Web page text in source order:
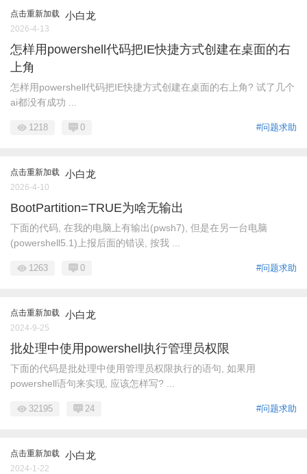
点击重新加载 小白龙
2026-4-13
怎样用powershell代码把IE快捷方式创建在桌面的右
上角
怎样用powershell代码把IE快捷方式创建在桌面的右上角? 试了几个
ai都没有成功 ...
#问题求助
1218 0
点击重新加载 小白龙
2026-4-10
BootPartition=TRUE为啥无输出
下面的代码, 在我的电脑上有输出(pwsh7), 但是在另一台电脑
(powershell5.1)上报后面的错误, 按我 ...
#问题求助
1263 0
点击重新加载 小白龙
2024-9-25
批处理中使用powershell执行管理员权限
下面的代码是批处理中使用管理员权限执行的语句, 如果用
powershell语句来实现, 应该怎样写? ...
#问题求助
32195 24
点击重新加载 小白龙
2024-1-22